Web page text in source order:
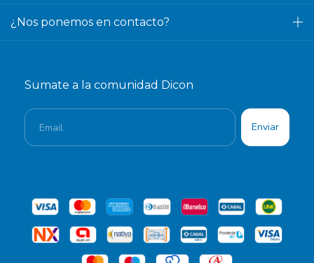
¿Nos ponemos en contacto?
Sumate a la comunidad Dicon